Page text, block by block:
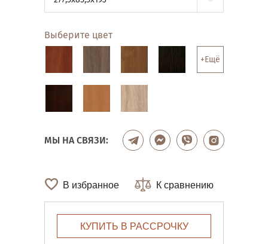
Выберите цвет
+Ещё
МЫ НА СВЯЗИ:
В избранное К сравнению
КУПИТЬ В РАССРОЧКУ